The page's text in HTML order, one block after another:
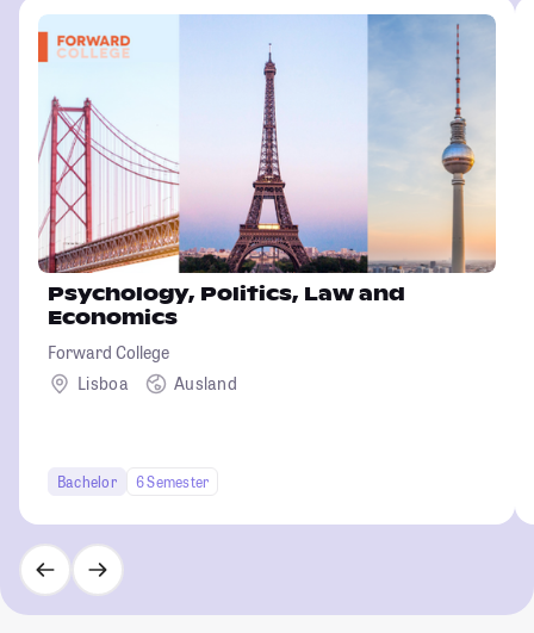
Psychology, Politics, Law and
Economics
Forward College
Lisboa
Ausland
Bachelor 6 Semester